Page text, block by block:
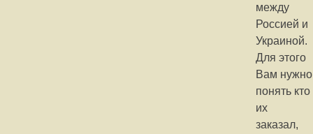
между
Россией и
Украиной.
Для этого
Вам нужно
понять кто
их
заказал,